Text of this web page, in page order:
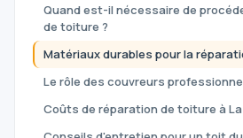
Quand est-il nécessaire de
de toiture ?
Matériaux durables pour la
Le rôle des couvreurs
Coûts de réparation de toiture à La